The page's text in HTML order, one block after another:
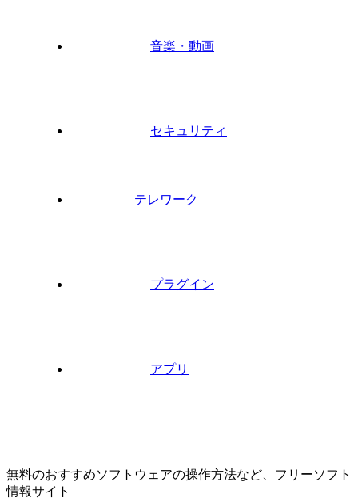
音楽・動画
セキュリティ
テレワーク
プラグイン
アプリ
無料のおすすめソフトウェアの操作方法など、フリーソフト
情報サイト